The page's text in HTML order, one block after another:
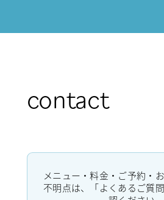
contact
メニュー・料金・ご予約・
不明点は、「よくあるご質